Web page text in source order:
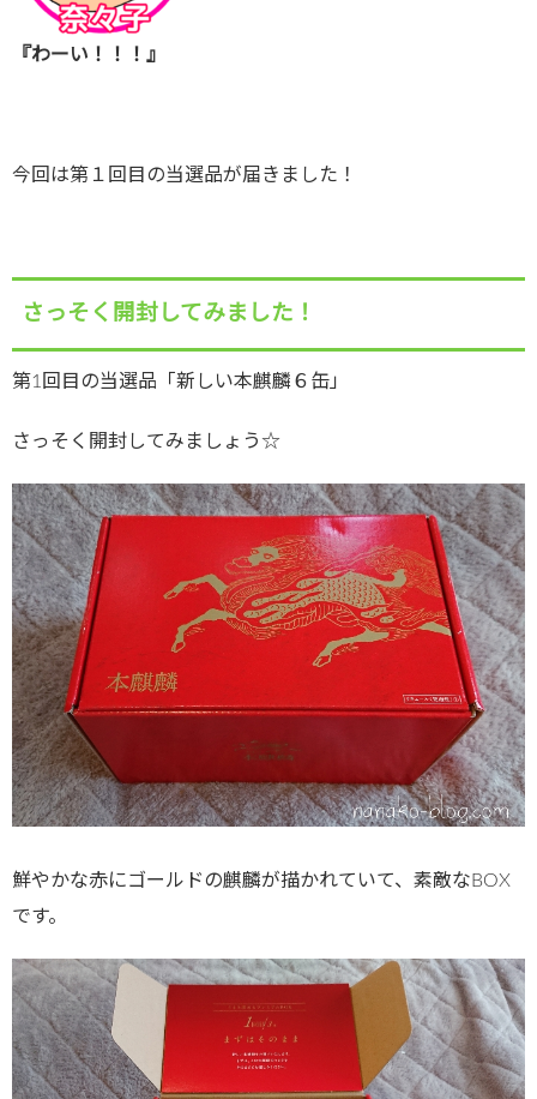
『わーい！！！』
今回は第１回目の当選品が届きました！
さっそく開封してみました！
第1回目の当選品「新しい本麒麟６缶」
さっそく開封してみましょう☆
鮮やかな赤にゴールドの麒麟が描かれていて、素敵なBOX
です。